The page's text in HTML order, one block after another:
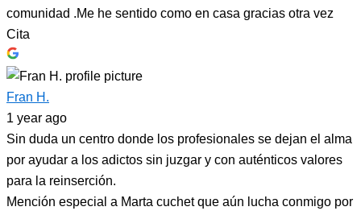
comunidad .Me he sentido como en casa gracias otra vez
Cita
Fran H.
1 year ago
Sin duda un centro donde los profesionales se dejan el alma
por ayudar a los adictos sin juzgar y con auténticos valores
para la reinserción.
Mención especial a Marta cuchet que aún lucha conmigo por